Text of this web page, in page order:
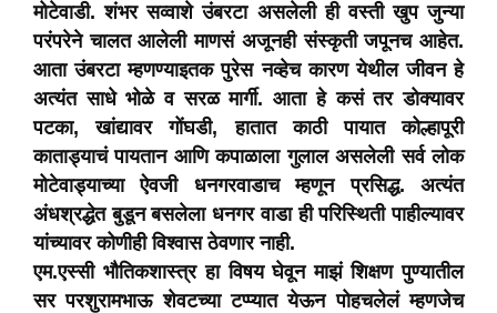
मोटेवाडी. शंभर सव्वाशे उंबरटा असलेली ही वस्ती खुप जुन्या
परंपरेने चालत आलेली माणसं अजूनही संस्कृती जपूनच आहेत.
आता उंबरटा म्हणण्याइतक पुरेस नव्हेच कारण येथील जीवन हे
अत्यंत साधे भोळे व सरळ मार्गी. आता हे कसं तर डोक्यावर
पटका, खांद्यावर गोंघडी, हातात काठी पायात कोल्हापूरी
काताड्याचं पायतान आणि कपाळाला गुलाल असलेली सर्व लोक
मोटेवाड्याच्या ऐवजी धनगरवाडाच म्हणून प्रसिद्ध. अत्यंत
अंधश्रद्धेत बुडून बसलेला धनगर वाडा ही परिस्थिती पाहील्यावर
यांच्यावर कोणीही विश्वास ठेवणार नाही.
एम.एस्सी भौतिकशास्त्र हा विषय घेवून माझं शिक्षण पुण्यातील
सर परशुरामभाऊ शेवटच्या टप्प्यात येऊन पोहचलेलं म्हणजेच